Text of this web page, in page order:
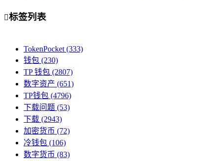
标签列表
TokenPocket (333)
钱包 (230)
TP 钱包 (2807)
数字资产 (651)
TP钱包 (4796)
下载问题 (53)
下载 (2943)
加密货币 (72)
冷钱包 (106)
数字货币 (83)